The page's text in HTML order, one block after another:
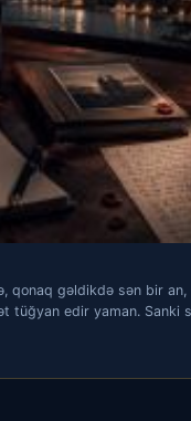
qonaq gəldikdə sən bir an,
tüğyan edir yaman. Sanki